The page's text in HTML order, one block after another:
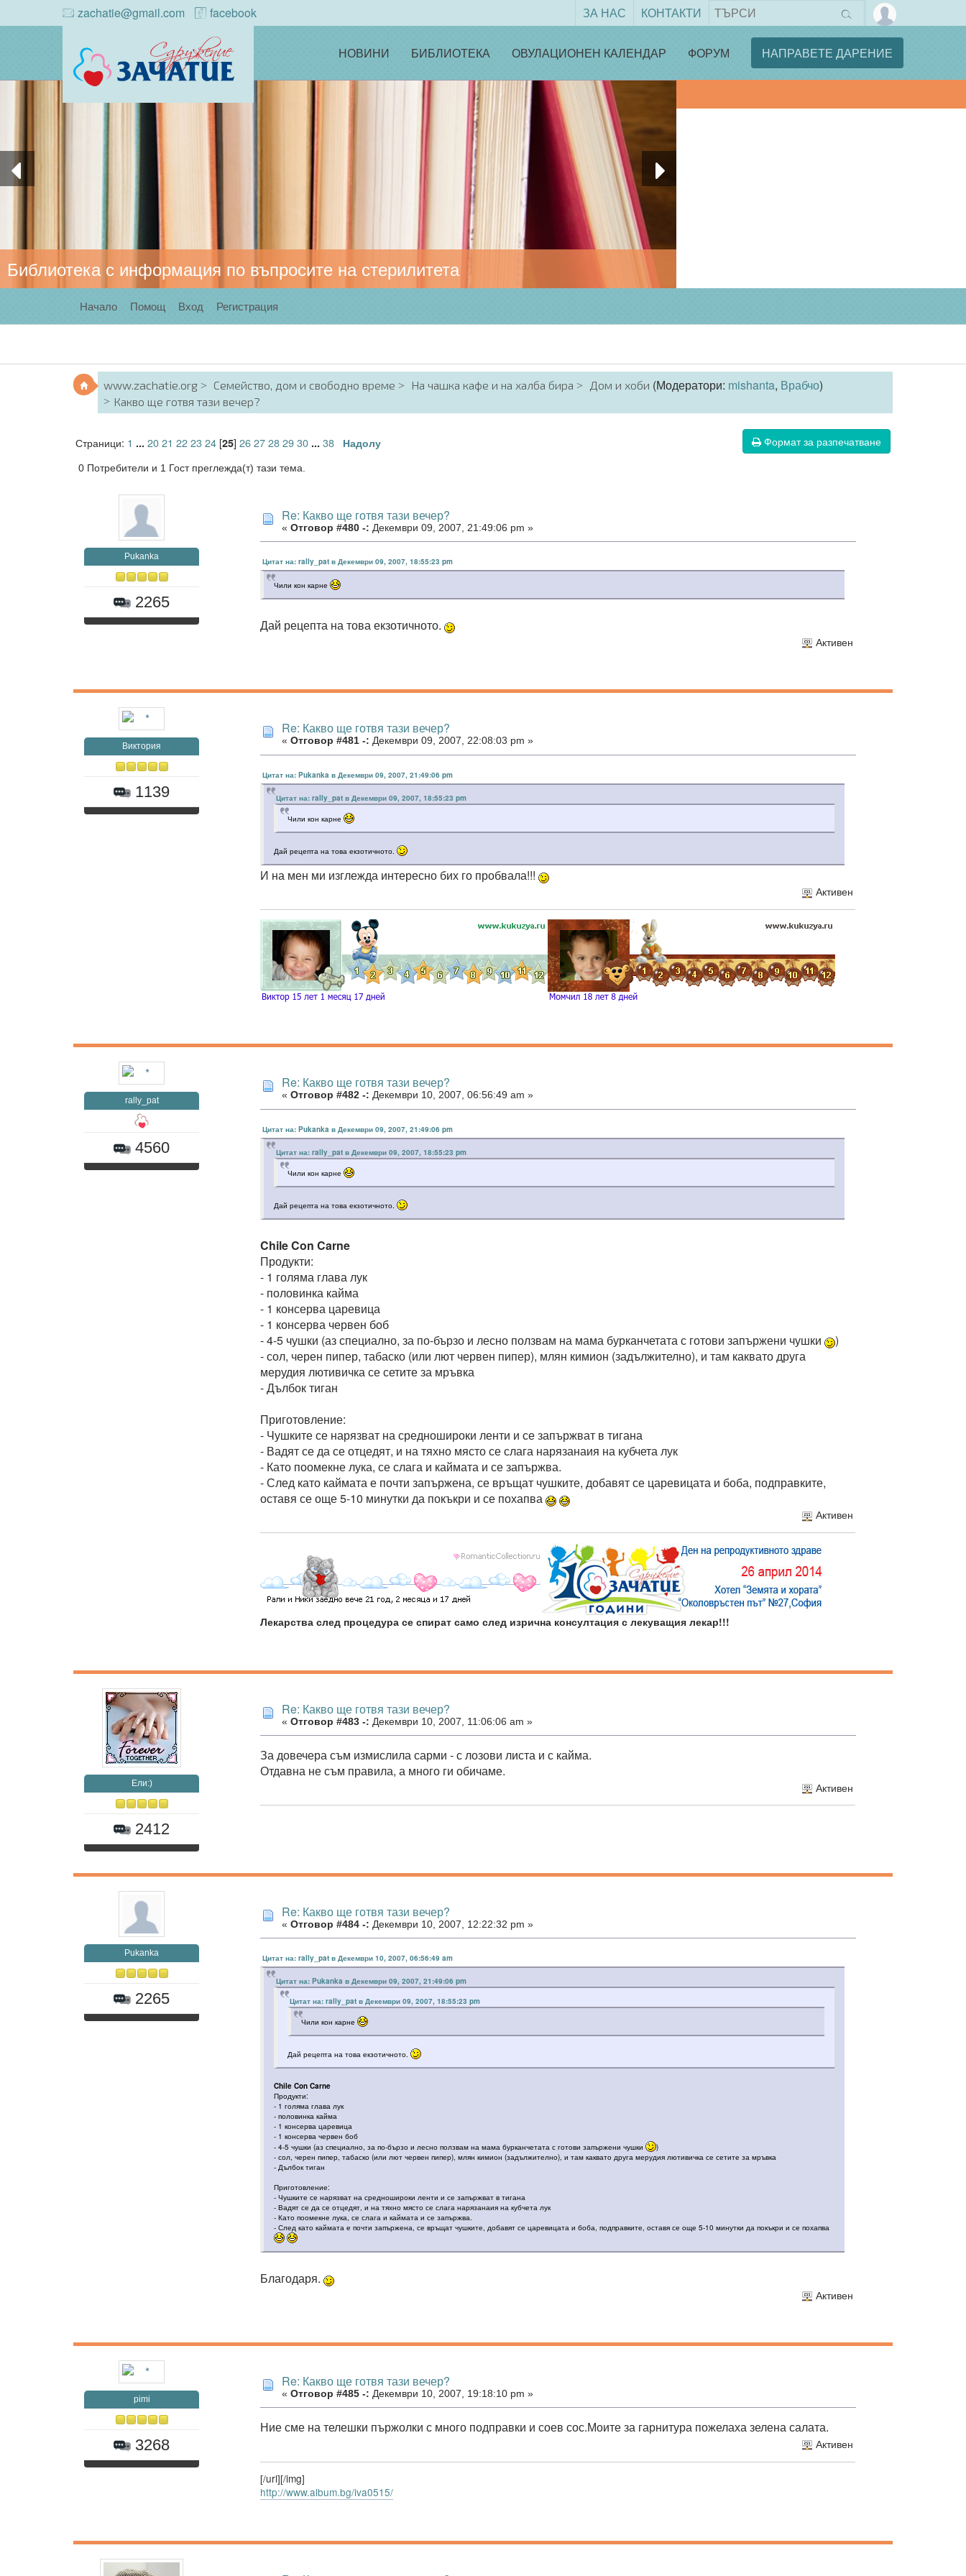
zachatie@gmail.com facebook ЗА НАС КОНТАКТИ
НОВИНИ БИБЛИОТЕКА ОВУЛАЦИОНЕН КАЛЕНДАР ФОРУМ НАПРАВЕТЕ ДАРЕНИЕ
Библиотека с информация по въпросите на стерилитета
Начало Помощ Вход Регистрация
www.zachatie.org Семейство, дом и свободно време На чашка кафе и на халба бира Дом и хоби (Модератори: mishanta, Врабчо)
Какво ще готвя тази вечер?
Формат за разпечатване
Страници: 1 ... 2021 222324[25] 2627282930 ... 38 Надолу
0 Потребители и 1 Гост преглежда(т) тази тема.
Pukanka
2265
Re: Какво ще готвя тази вечер?
« Отговор #480 -: Декември 09, 2007, 21:49:06 pm »
Цитат на: rally_pat в Декември 09, 2007, 18:55:23 pm
Чили кон карне
Дай рецепта на това екзотичното.
Активен
Виктория
1139
Re: Какво ще готвя тази вечер?
« Отговор #481 -: Декември 09, 2007, 22:08:03 pm »
Цитат на: Pukanka в Декември 09, 2007, 21:49:06 pm
Цитат на: rally_pat в Декември 09, 2007, 18:55:23 pm
Чили кон карне
Дай рецепта на това екзотичното.
И на мен ми изглежда интересно бих го пробвала!!!
Активен
rally_pat
4560
Re: Какво ще готвя тази вечер?
« Отговор #482 -: Декември 10, 2007, 06:56:49 am »
Цитат на: Pukanka в Декември 09, 2007, 21:49:06 pm
Цитат на: rally_pat в Декември 09, 2007, 18:55:23 pm
Чили кон карне
Дай рецепта на това екзотичното.
Chile Con Carne
Продукти:
- 1 голяма глава лук
- половинка кайма
- 1 консерва царевица
- 1 консерва червен боб
- 4-5 чушки (аз специално, за по-бързо и лесно ползвам на мама бурканчетата с готови запържени чушки
)
- сол, черен пипер, табаско (или лют червен пипер), млян кимион (задължително), и там каквато друга
мерудия лютивичка се сетите за мръвка
- Дълбок тиган
Приготовление:
- Чушките се нарязват на средношироки ленти и се запържват в тигана
- Вадят се да се отцедят, и на тяхно място се слага нарязанаия на кубчета лук
- Като поомекне лука, се слага и каймата и се запържва.
- След като каймата е почти запържена, се връщат чушките, добавят се царевицата и боба, подправките,
оставя се още 5-10 минутки да покъкри и се похапва
Активен
Лекарства след процедура се спират само след изрична консултация с лекуващия лекар!!!
Eли:)
2412
Re: Какво ще готвя тази вечер?
« Отговор #483 -: Декември 10, 2007, 11:06:06 am »
За довечера съм измислила сарми - с лозови листа и с кайма.
Отдавна не съм правила, а много ги обичаме.
Активен
Pukanka
2265
Re: Какво ще готвя тази вечер?
« Отговор #484 -: Декември 10, 2007, 12:22:32 pm »
Цитат на: rally_pat в Декември 10, 2007, 06:56:49 am
Цитат на: Pukanka в Декември 09, 2007, 21:49:06 pm
Цитат на: rally_pat в Декември 09, 2007, 18:55:23 pm
Чили кон карне
Дай рецепта на това екзотичното.
Chile Con Carne
Продукти:
- 1 голяма глава лук
- половинка кайма
- 1 консерва царевица
- 1 консерва червен боб
- 4-5 чушки (аз специално, за по-бързо и лесно ползвам на мама бурканчетата с готови запържени чушки
)
- сол, черен пипер, табаско (или лют червен пипер), млян кимион (задължително), и там каквато друга мерудия лютивичка се сетите за мръвка
- Дълбок тиган
Приготовление:
- Чушките се нарязват на средношироки ленти и се запържват в тигана
- Вадят се да се отцедят, и на тяхно място се слага нарязанаия на кубчета лук
- Като поомекне лука, се слага и каймата и се запържва.
- След като каймата е почти запържена, се връщат чушките, добавят се царевицата и боба, подправките, оставя се още 5-10 минутки да покъкри и се похапва
Благодаря.
Активен
pimi
3268
Re: Какво ще готвя тази вечер?
« Отговор #485 -: Декември 10, 2007, 19:18:10 pm »
Ние сме на телешки пържолки с много подправки и соев сос.Моите за гарнитура пожелаха зелена салата.
Активен
[/url][/img]
http://www.album.bg/iva0515/